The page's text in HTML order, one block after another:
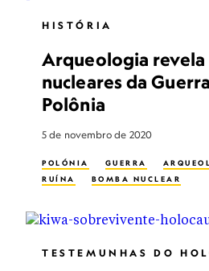
HISTÓRIA
Arqueologia revela
nucleares da
Polônia
5 de novembro de 2020
POLÓNIA GUERRA
RUÍNA
BOMBA NUCLEAR
TESTEMUNHAS DO